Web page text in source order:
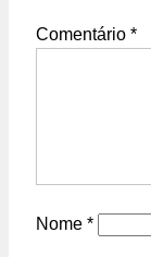
Comentário *
Nome *